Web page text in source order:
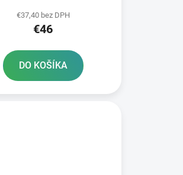
aktivovaná z výroby
€37,40 bez DPH
€46
DO KOŠÍKA